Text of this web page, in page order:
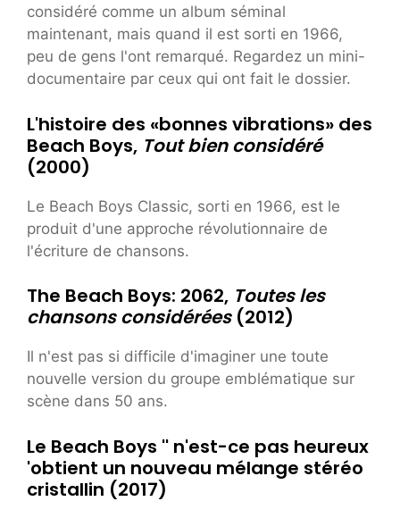
considéré comme un album séminal
maintenant, mais quand il est sorti en 1966,
peu de gens l'ont remarqué. Regardez un mini-
documentaire par ceux qui ont fait le dossier.
L'histoire des «bonnes vibrations» des
Beach Boys, Tout bien considéré
(2000)
Le Beach Boys Classic, sorti en 1966, est le
produit d'une approche révolutionnaire de
l'écriture de chansons.
The Beach Boys: 2062, Toutes les
chansons considérées(2012)
Il n'est pas si difficile d'imaginer une toute
nouvelle version du groupe emblématique sur
scène dans 50 ans.
Le Beach Boys '' n'est-ce pas heureux
'obtient un nouveau mélange stéréo
cristallin (2017)